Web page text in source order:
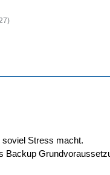
)
soviel Stress macht.
Backup